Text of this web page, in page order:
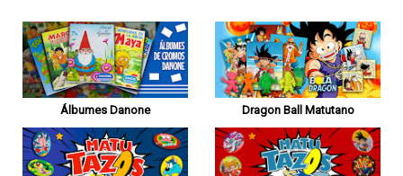
Álbumes Danone Dragon Ball Matutano